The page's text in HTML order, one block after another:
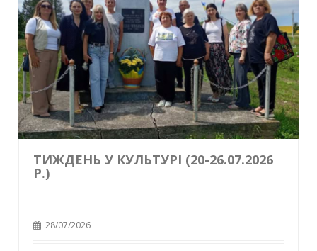
ТИЖДЕНЬ У КУЛЬТУРІ (20-26.07.2026
Р.)
28/07/2026